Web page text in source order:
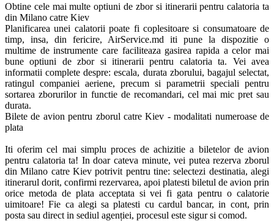
Obtine cele mai multe optiuni de zbor si itinerarii pentru calatoria ta
din Milano catre Kiev
Planificarea unei calatorii poate fi coplesitoare si consumatoare de
timp, insa, din fericire, AirService.md iti pune la dispozitie o
multime de instrumente care faciliteaza gasirea rapida a celor mai
bune optiuni de zbor si itinerarii pentru calatoria ta. Vei avea
informatii complete despre: escala, durata zborului, bagajul selectat,
ratingul companiei aeriene, precum si parametrii speciali pentru
sortarea zborurilor in functie de recomandari, cel mai mic pret sau
durata.
Bilete de avion pentru zborul catre Kiev - modalitati numeroase de
plata
Iti oferim cel mai simplu proces de achizitie a biletelor de avion
pentru calatoria ta! In doar cateva minute, vei putea rezerva zborul
din Milano catre Kiev potrivit pentru tine: selectezi destinatia, alegi
itinerarul dorit, confirmi rezervarea, apoi platesti biletul de avion prin
orice metoda de plata acceptata si vei fi gata pentru o calatorie
uimitoare! Fie ca alegi sa platesti cu cardul bancar, in cont, prin
posta sau direct in sediul agenției, procesul este sigur si comod.